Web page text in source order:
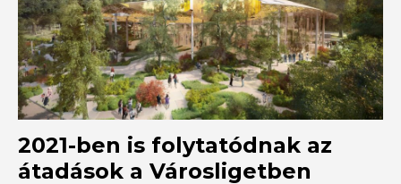
2021-ben is folytatódnak az
átadások a Városligetben